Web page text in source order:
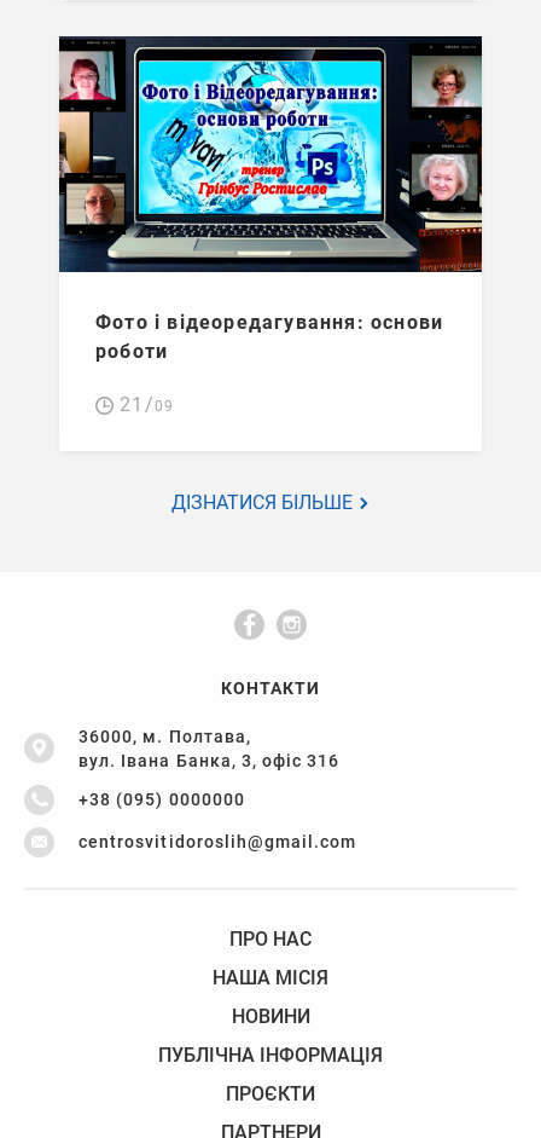
Фото і відеоредагування: основи
роботи
21/09
ДІЗНАТИСЯ БІЛЬШЕ
КОНТАКТИ
36000, м. Полтава,
вул. Івана Банка, 3, офіс 316
+38 (095) 0000000
centrosvitidoroslih@gmail.com
ПРО НАС
НАША МІСІЯ
НОВИНИ
ПУБЛІЧНА ІНФОРМАЦІЯ
ПРОЄКТИ
ПАРТНЕРИ